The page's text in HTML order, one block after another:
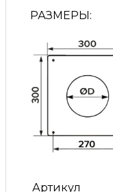
РАЗМЕРЫ:
Артикул